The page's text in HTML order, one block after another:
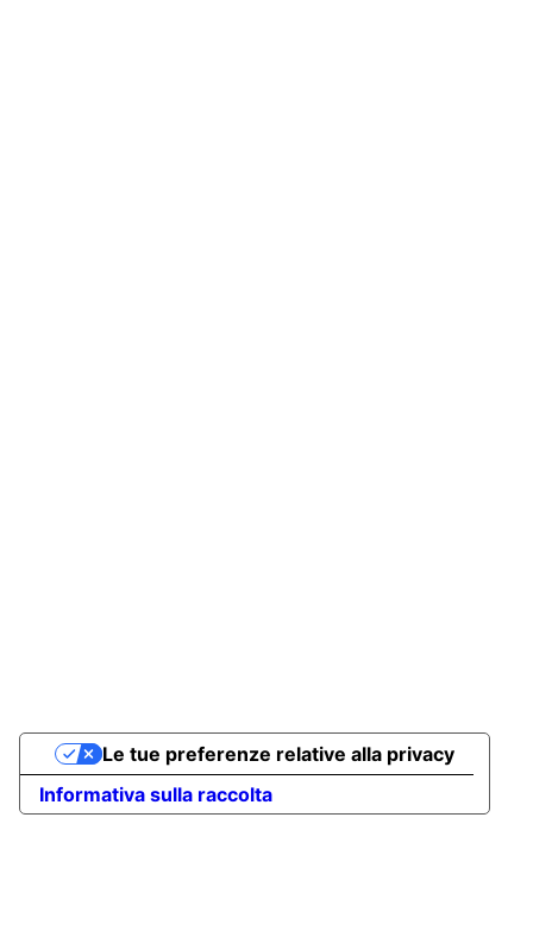
Informativa sulla raccolta
Le tue preferenze relative alla privacy